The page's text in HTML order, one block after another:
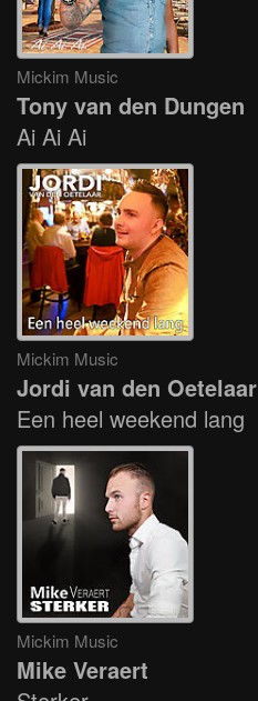
Mickim Music
Tony van den Dungen
Ai Ai Ai
Mickim Music
Jordi van den Oetelaar
Een heel weekend lang
Mickim Music
Mike Veraert